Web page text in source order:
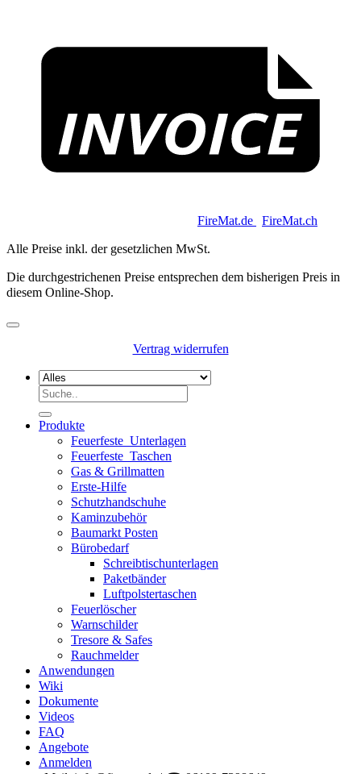
FireMat.de FireMat.ch
Alle Preise inkl. der gesetzlichen MwSt.
Die durchgestrichenen Preise entsprechen dem bisherigen Preis in
diesem Online-Shop.
Vertrag widerrufen
Suchen
Produkte
Feuerfeste_Unterlagen
Feuerfeste_Taschen
Gas & Grillmatten
Erste-Hilfe
Schutzhandschuhe
Kaminzubehör
Baumarkt Posten
Bürobedarf
Schreibtischunterlagen
Paketbänder
Luftpolstertaschen
Feuerlöscher
Warnschilder
Tresore & Safes
Rauchmelder
Anwendungen
Wiki
Dokumente
Videos
FAQ
Angebote
Anmelden